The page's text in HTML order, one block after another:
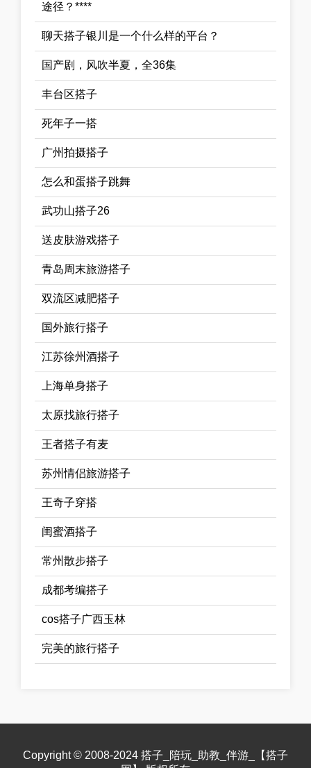
途径？****
聊天搭子银川是一个什么样的平台？
国产剧，风吹半夏，全36集
丰台区搭子
死年子一搭
广州拍摄搭子
怎么和蛋搭子跳舞
武功山搭子26
送皮肤游戏搭子
青岛周末旅游搭子
双流区减肥搭子
国外旅行搭子
江苏徐州酒搭子
上海单身搭子
太原找旅行搭子
王者搭子有麦
苏州情侣旅游搭子
王奇子穿搭
闺蜜酒搭子
常州散步搭子
成都考编搭子
cos搭子广西玉林
完美的旅行搭子
Copyright © 2008-2024 搭子_陪玩_助教_伴游_【搭子